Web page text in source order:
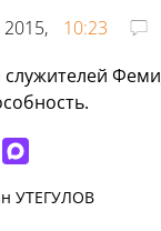
10:23
служителей
УТЕГУЛОВ